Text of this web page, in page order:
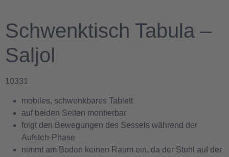
Schwenktisch Tabula –
Saljol
10331
mobiles, schwenkbares Tablett
auf beiden Seiten montierbar
folgt den Bewegungen des Sessels während der
Aufsteh-Phase
nimmt am Boden keinen Raum ein, da der Stuhl auf der